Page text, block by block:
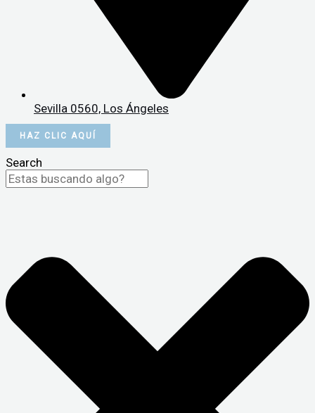
Sevilla 0560, Los Ángeles
HAZ CLIC AQUÍ
Search